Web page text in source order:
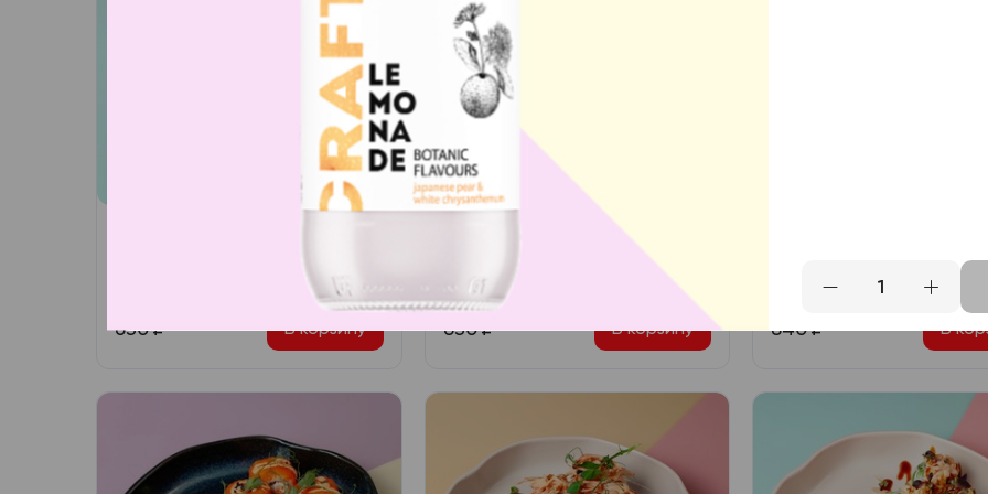
Лосось, сливочный сыр,
630₽ В корзину
Филадельфия с огурцом
Лосось, сливочный сыр,
огурец, икра масаго
630₽ В корзину
Лосось, сливочный сыр,
авокадо, огурец, омлет,
красная икра, икра
840₽ В